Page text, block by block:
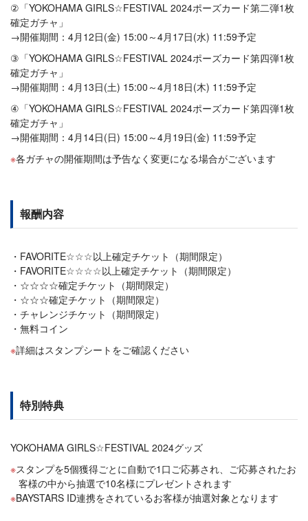
②「YOKOHAMA GIRLS☆FESTIVAL 2024ポーズカード第二弾1枚
確定ガチャ」
→開催期間：4月12日(金) 15:00～4月17日(水) 11:59予定
③「YOKOHAMA GIRLS☆FESTIVAL 2024ポーズカード第四弾1枚
確定ガチャ」
→開催期間：4月13日(土) 15:00～4月18日(木) 11:59予定
④「YOKOHAMA GIRLS☆FESTIVAL 2024ポーズカード第四弾1枚
確定ガチャ」
→開催期間：4月14日(日) 15:00～4月19日(金) 11:59予定
各ガチャの開催期間は予告なく変更になる場合がございます
報酬内容
FAVORITE☆☆☆以上確定チケット（期間限定）
FAVORITE☆☆☆☆以上確定チケット（期間限定）
☆☆☆☆確定チケット（期間限定）
☆☆☆確定チケット（期間限定）
チャレンジチケット（期間限定）
無料コイン
詳細はスタンプシートをご確認ください
特別特典
YOKOHAMA GIRLS☆FESTIVAL 2024グッズ
スタンプを5個獲得ごとに自動で1口ご応募され、ご応募されたお
客様の中から抽選で10名様にプレゼントされます
BAYSTARS ID連携をされているお客様が抽選対象となります